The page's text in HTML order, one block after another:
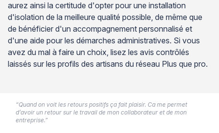
aurez ainsi la certitude d'opter pour une installation
d'isolation de la meilleure qualité possible, de même que
de bénéficier d'un accompagnement personnalisé et
d'une aide pour les démarches administratives. Si vous
avez du mal à faire un choix, lisez les avis contrôlés
laissés sur les profils des artisans du réseau Plus que pro.
“Quand on voit les retours positifs ça fait plaisir. Ca me permet
d’avoir un retour sur le travail de mon collaborateur et de mon
entreprise.”